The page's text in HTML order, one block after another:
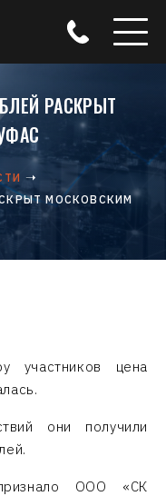
РАСКРЫТ
МОСКОВСКИМ
участников цена
они получили
ООО «СК